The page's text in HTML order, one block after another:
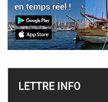
LETTRE INFO